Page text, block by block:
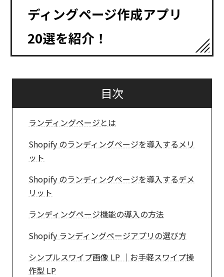
ディングページ作成アプリ
20選を紹介！
目次
ランディングページとは
Shopify のランディングページを導入するメリ
ット
Shopify のランディングページを導入するデメ
リット
ランディングページ機能の導入の方法
Shopify ランディングページアプリの選び方
シンプルスワイプ画像 LP ｜お手軽スワイプ操
作型 LP